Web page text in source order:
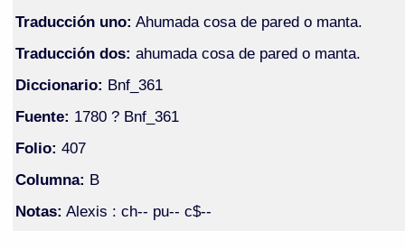
Traducción uno: Ahumada cosa de pared o manta.
Traducción dos: ahumada cosa de pared o manta.
Diccionario: Bnf_361
Fuente: 1780 ? Bnf_361
Folio: 407
Columna: B
Notas: Alexis : ch-- pu-- c$--